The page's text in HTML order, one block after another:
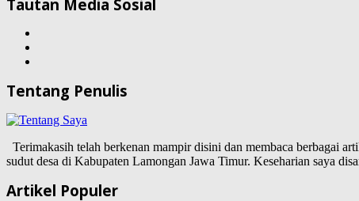
Tautan Media Sosial
Tentang Penulis
Terimakasih telah berkenan mampir disini dan membaca berbagai
sudut desa di Kabupaten Lamongan Jawa Timur. Keseharian saya
Artikel Populer